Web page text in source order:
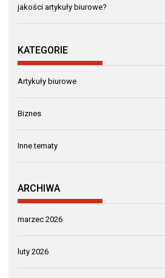
jakości artykuły biurowe?
KATEGORIE
Artykuły biurowe
Biznes
Inne tematy
ARCHIWA
marzec 2026
luty 2026